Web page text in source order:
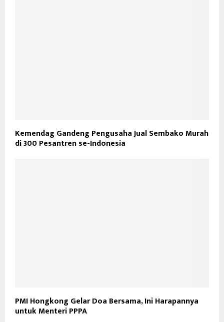
Kemendag Gandeng Pengusaha Jual Sembako Murah
di 300 Pesantren se-Indonesia
PMI Hongkong Gelar Doa Bersama, Ini Harapannya
untuk Menteri PPPA